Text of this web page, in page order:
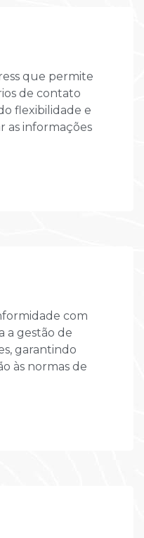
que permite
de contato
flexibilidade e
as informações
com
a gestão de
garantindo
às normas de